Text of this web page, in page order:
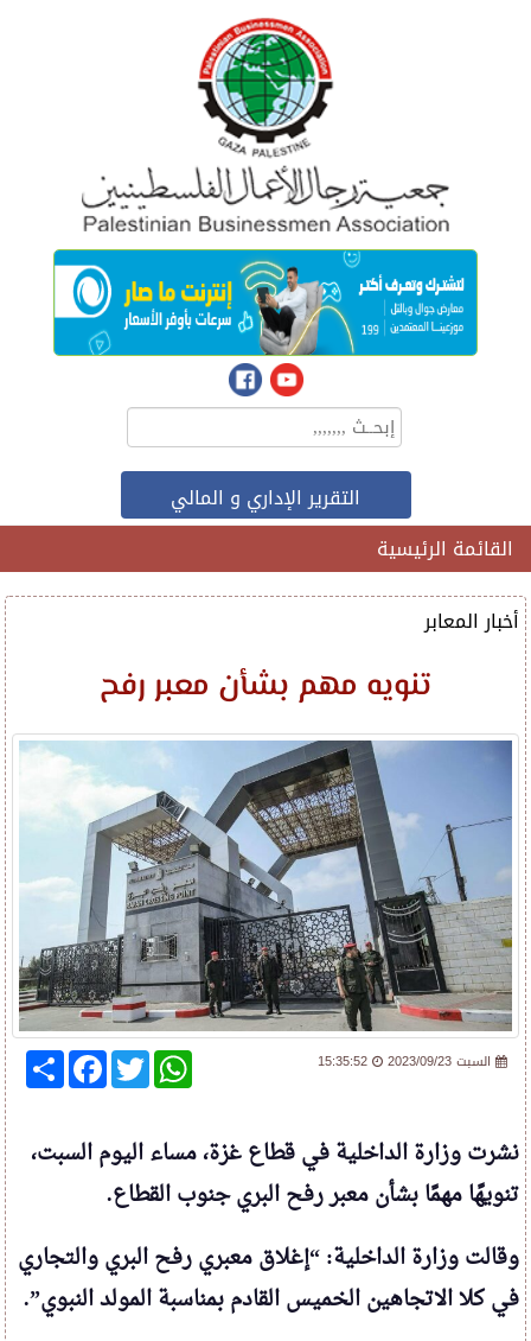
التقرير الإداري و المالي
القائمة الرئيسية
أخبار المعابر
تنويه مهم بشأن معبر رفح
15:35:52
Share FacebookTwitter
نشرت وزارة الداخلية في قطاع غزة، مساء اليوم السبت،
تنويهًا مهمًا بشأن معبر رفح البري جنوب القطاع.
وقالت وزارة الداخلية: “إغلاق معبري رفح البري والتجاري
في كلا الاتجاهين الخميس القادم بمناسبة المولد النبوي”.